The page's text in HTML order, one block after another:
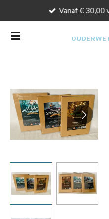
naar
Vanaf € 30,00